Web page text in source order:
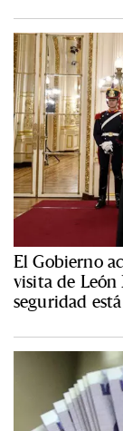
El Gobierno
visita de León
seguridad